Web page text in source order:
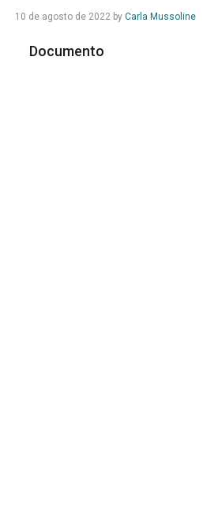
10 de agosto de 2022by Carla Mussoline
Documento